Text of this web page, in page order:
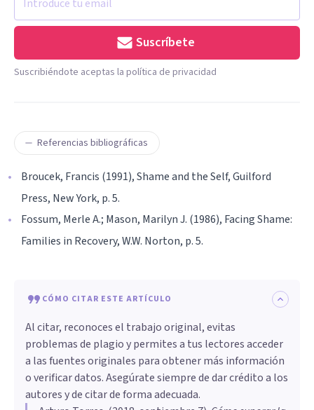
Suscríbete
Suscribiéndote aceptas la política de privacidad
Referencias bibliográficas
Broucek, Francis (1991), Shame and the Self, Guilford
Press, New York, p. 5.
Fossum, Merle A.; Mason, Marilyn J. (1986), Facing Shame:
Families in Recovery, W.W. Norton, p. 5.
CÓMO CITAR ESTE ARTÍCULO
Al citar, reconoces el trabajo original, evitas
problemas de plagio y permites a tus lectores acceder
a las fuentes originales para obtener más información
o verificar datos. Asegúrate siempre de dar crédito a los
autores y de citar de forma adecuada.